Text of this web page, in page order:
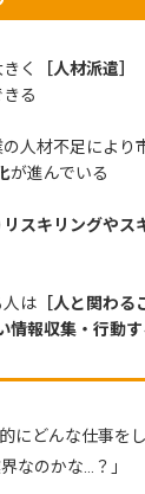
く ［人材派遣
る
人材不足により
が進んでいる
リスキリングやス
人は ［人と関わ
情報収集・行動す
にどんな仕事を
なのかな…？」